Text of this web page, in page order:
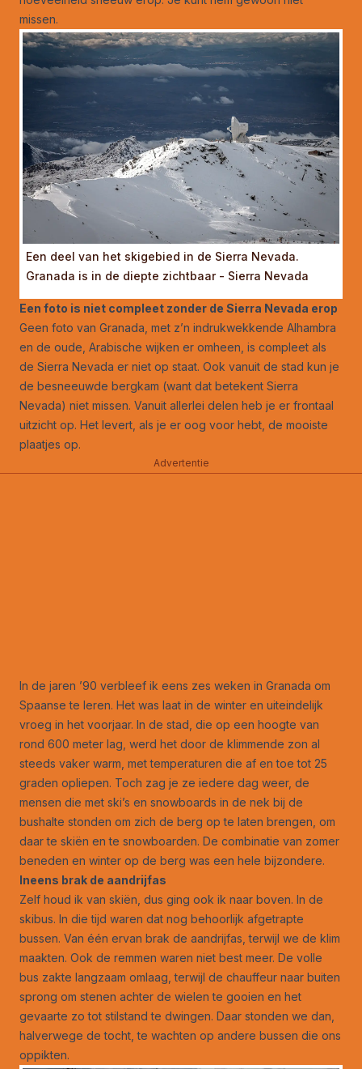
missen.
Een deel van het skigebied in de Sierra Nevada.
Granada is in de diepte zichtbaar - Sierra Nevada
Een foto is niet compleet zonder de Sierra Nevada erop
Geen foto van Granada, met z’n indrukwekkende Alhambra
en de oude, Arabische wijken er omheen, is compleet als
de Sierra Nevada er niet op staat. Ook vanuit de stad kun je
de besneeuwde bergkam (want dat betekent Sierra
Nevada) niet missen. Vanuit allerlei delen heb je er frontaal
uitzicht op. Het levert, als je er oog voor hebt, de mooiste
plaatjes op.
Advertentie
In de jaren ’90 verbleef ik eens zes weken in Granada om
Spaanse te leren. Het was laat in de winter en uiteindelijk
vroeg in het voorjaar. In de stad, die op een hoogte van
rond 600 meter lag, werd het door de klimmende zon al
steeds vaker warm, met temperaturen die af en toe tot 25
graden opliepen. Toch zag je ze iedere dag weer, de
mensen die met ski’s en snowboards in de nek bij de
bushalte stonden om zich de berg op te laten brengen, om
daar te skiën en te snowboarden. De combinatie van zomer
beneden en winter op de berg was een hele bijzondere.
Ineens brak de aandrijfas
Zelf houd ik van skiën, dus ging ook ik naar boven. In de
skibus. In die tijd waren dat nog behoorlijk afgetrapte
bussen. Van één ervan brak de aandrijfas, terwijl we de klim
maakten. Ook de remmen waren niet best meer. De volle
bus zakte langzaam omlaag, terwijl de chauffeur naar buiten
sprong om stenen achter de wielen te gooien en het
gevaarte zo tot stilstand te dwingen. Daar stonden we dan,
halverwege de tocht, te wachten op andere bussen die ons
oppikten.